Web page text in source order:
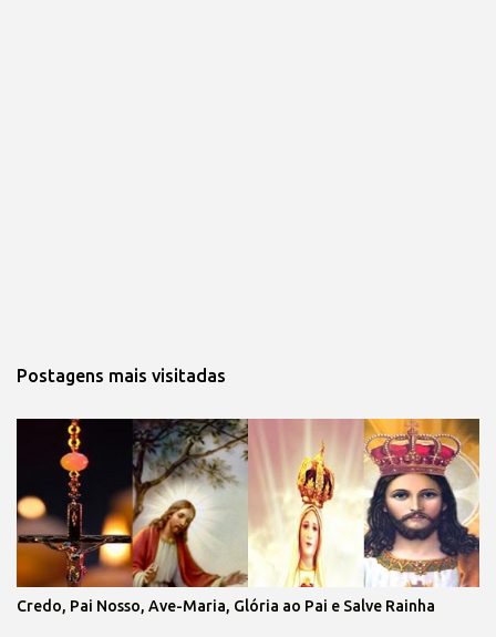
Postagens mais visitadas
Credo, Pai Nosso, Ave-Maria, Glória ao Pai e Salve Rainha